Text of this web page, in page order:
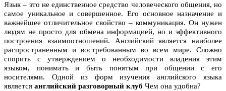
Язык – это не единственное средство человеческого общения, но
самое уникальное и совершенное. Его основное назначение и
важнейшее отличительное свойство – коммуникация. Он нужен
людям не просто для обмена информацией, но и эффективного
построения взаимоотношений. Английский является наиболее
распространенным и востребованным во всем мире. Сложно
спорить с утверждением о необходимости владения этим
языком, понимать и быть понятым при общении с его
носителями. Одной из форм изучения английского языка
является английский разговорный клуб Чем она удобна?